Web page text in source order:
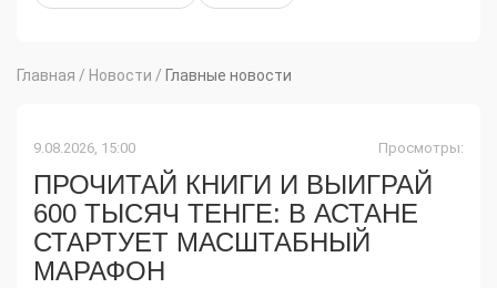
Главная / Новости / Главные новости
9.08.2026, 15:00 Просмотры:
ПРОЧИТАЙ КНИГИ И ВЫИГРАЙ
600 ТЫСЯЧ ТЕНГЕ: В АСТАНЕ
СТАРТУЕТ МАСШТАБНЫЙ
МАРАФОН